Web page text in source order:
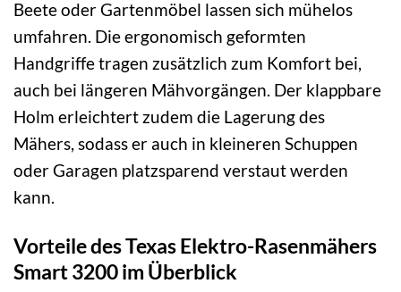
Beete oder Gartenmöbel lassen sich mühelos
umfahren. Die ergonomisch geformten
Handgriffe tragen zusätzlich zum Komfort bei,
auch bei längeren Mähvorgängen. Der klappbare
Holm erleichtert zudem die Lagerung des
Mähers, sodass er auch in kleineren Schuppen
oder Garagen platzsparend verstaut werden
kann.
Vorteile des Texas Elektro-Rasenmähers
Smart 3200 im Überblick